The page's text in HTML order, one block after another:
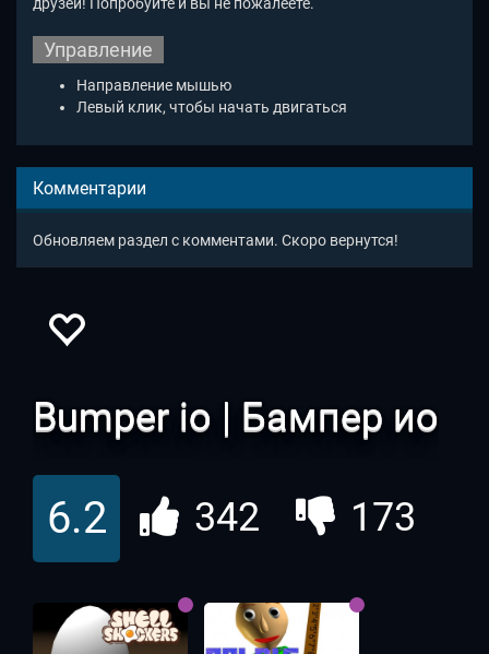
Управление
Направление мышью
Левый клик, чтобы начать двигаться
Комментарии
Обновляем раздел с комментами. Скоро вернутся!
Bumper io | Бампер ио
6.2 342 173